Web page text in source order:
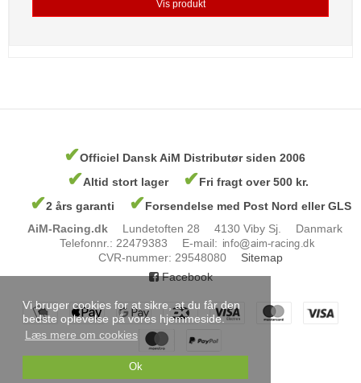
Vi bruger cookies for at sikre, at du får den
bedste oplevelse på vores hjemmeside.
Læs mere om cookies
Ok
Vis produkt
✔Officiel Dansk AiM Distributør siden 2006
✔Altid stort lager ✔Fri fragt over 500 kr.
✔2 års garanti ✔Forsendelse med Post Nord eller GLS
AiM-Racing.dk
Lundetoften 28 4130 Viby Sj.
Danmark
Telefonnr. : 22479383 E-mail:
CVR-nummer: 29548080
Sitemap
Facebook